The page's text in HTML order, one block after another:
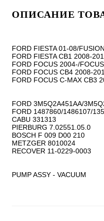
ОПИСАНИЕ
FORD FIESTA 01-08/
FORD FIESTA CB1 2008-
FORD FOCUS 2004-/
FORD FOCUS CB4 2008-
FORD FOCUS C-MAX CB3
FORD 3M5Q2A451AA/
FORD 1487860/1486107/
CABU 331313
PIERBURG 7.02551.05.0
BOSCH F 009 D00 210
METZGER 8010024
RECOVER 11-0229-0003
PUMP ASSY - VACUUM